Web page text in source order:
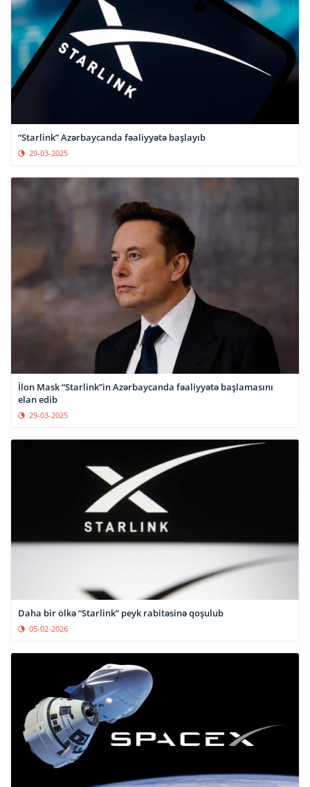
“Starlink” Azərbaycanda fəaliyyətə başlayıb
29-03-2025
İlon Mask “Starlink”in Azərbaycanda fəaliyyətə başlamasını
elan edib
29-03-2025
Daha bir ölkə “Starlink” peyk rabitəsinə qoşulub
05-02-2026